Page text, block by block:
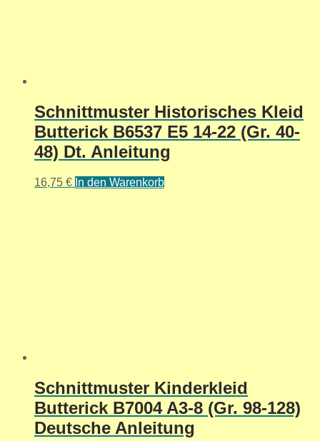
Schnittmuster Historisches Kleid
Butterick B6537 E5 14-22 (Gr. 40-
48) Dt. Anleitung
16,75 € In den Warenkorb
Schnittmuster Kinderkleid
Butterick B7004 A3-8 (Gr. 98-128)
Deutsche Anleitung